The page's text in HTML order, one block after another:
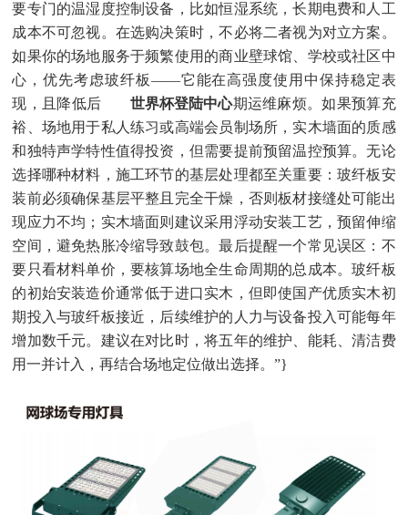
要专门的温湿度控制设备，比如恒湿系统，长期电费和人工
成本不可忽视。在选购决策时，不必将二者视为对立方案。
如果你的场地服务于频繁使用的商业壁球馆、学校或社区中
心，优先考虑玻纤板——它能在高强度使用中保持稳定表
现，且降低后
世界杯登陆中心期运维麻烦。如果预算充
裕、场地用于私人练习或高端会员制场所，实木墙面的质感
和独特声学特性值得投资，但需要提前预留温控预算。无论
选择哪种材料，施工环节的基层处理都至关重要：玻纤板安
装前必须确保基层平整且完全干燥，否则板材接缝处可能出
现应力不均；实木墙面则建议采用浮动安装工艺，预留伸缩
空间，避免热胀冷缩导致鼓包。最后提醒一个常见误区：不
要只看材料单价，要核算场地全生命周期的总成本。玻纤板
的初始安装造价通常低于进口实木，但即使国产优质实木初
期投入与玻纤板接近，后续维护的人力与设备投入可能每年
增加数千元。建议在对比时，将五年的维护、能耗、清洁费
用一并计入，再结合场地定位做出选择。”}